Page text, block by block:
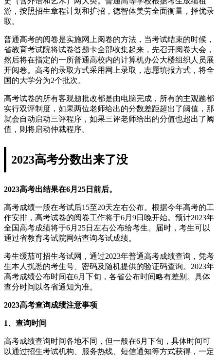
游，按照招生章程计划和扩招，德智体美劳全面衡量，择优录
取。
普通高考的阅卷是实施网上阅卷的方法，当考试结束的时候，
省教育考试院将试卷答题卡全部收集起来，先召开阅卷大会，
然后将在指定的一所普通高校内的计算机办公大楼组织人员展
开阅卷。高考的录取方式采用网上录取，志愿填报方式，将全
国的大学分为2个批次。
高考试卷的所有客观题批改都是由电脑完成，所有的主观题都
实行双评制度，如果两位老师给出的分数差距超出了阈值，那
就会自动启动三评程序，如果三评老师给出的分值也超出了阈
值，则将启动仲裁程序。
2023高考分数出来了没
2023高考出结果在6月25日前后。
高考成绩一般在考试后15至20天左右公布。根据今年高考的工
作安排，高考试卷的阅卷工作将于6月9日晚开始。预计2023年
全国高考成绩将于6月25日左右公布给考生。届时，考生可以
通过省教育考试院网站查询考试成绩。
考生缓茄可招生考试网，通过2023年普通高考成绩查询，凭考
生本人扰悉的考生号、密码及随机提供的验证码查询。2023年
高考成绩公布时间在6月下旬，各省公布时间略有差别。具体
查分时间以各省通知为准。
2023高考查询成绩注意事项
1、查询时间
高考成绩查询时间各地不同，但一般在6月下旬，具体时间可
以通过招生考试机构、服务热线、短信通知等方式获得，一定